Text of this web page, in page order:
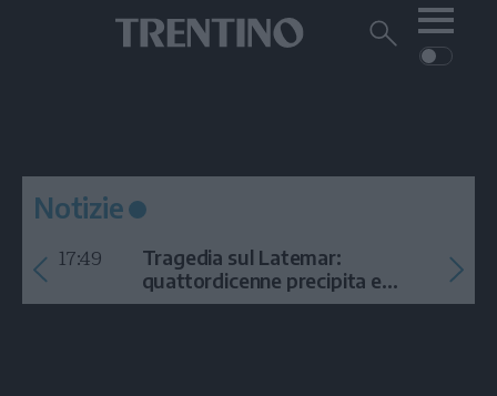
Cerca
CRONACA
GARDA
CULTURA
VIDEO
Notizie
17:49
Tragedia sul Latemar:
quattordicenne precipita e
muore